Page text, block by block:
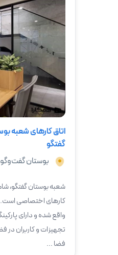
اتاق کارهای شعبه
گفتگو
بوستان گفت‌وگو
شعبه بوستان گفتگو،
کارهای اختصاصی است.
واقع شده و دارای
تجهیزات و کاربران در
فضا ...